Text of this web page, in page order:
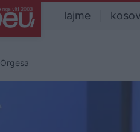
lajme
Orgesa